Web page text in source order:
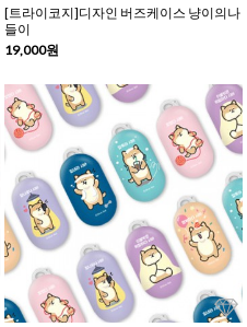
[트라이코지]디자인 버즈케이스 냥이의나
들이
19,000원